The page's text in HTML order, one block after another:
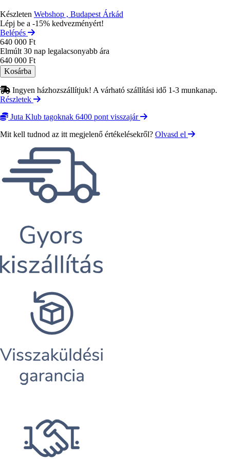
Készleten Webshop , Budapest Árkád
Lépj be a -15% kedvezményért!
Belépés
640 000 Ft
Elmúlt 30 nap legalacsonyabb ára
640 000 Ft
Ingyen házhozszállítjuk! A várható szállítási idő 1-3 munkanap.
Részletek
Juta Klub tagoknak 6400 pont visszajár
Mit kell tudnod az itt megjelenő értékelésekről? Olvasd el